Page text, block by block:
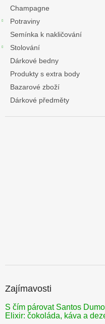
Champagne
Potraviny
Semínka k nakličování
Stolování
Dárkové bedny
Produkty s extra body
Bazarové zboží
Dárkové předměty
Zajímavosti
S čím párovat Santos
Elixir: čokoláda, káva a